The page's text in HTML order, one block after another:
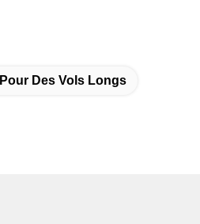
Des Vols Longs